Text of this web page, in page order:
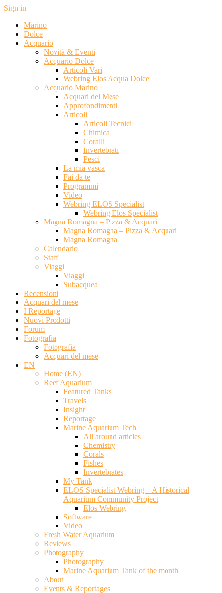
Sign in
Marino
Dolce
Acquario
Novità & Eventi
Acquario Dolce
Articoli Vari
Webring Elos Acqua Dolce
Acquario Marino
Acquari del Mese
Approfondimenti
Articoli
Articoli Tecnici
Chimica
Coralli
Invertebrati
Pesci
La mia vasca
Fai da te
Programmi
Video
Webring ELOS Specialist
Webring Elos Specialist
Magna Romagna – Pizza & Acquari
Magna Romagna – Pizza & Acquari
Magna Romagna
Calendario
Staff
Viaggi
Viaggi
Subacquea
Recensioni
Acquari del mese
I Reportage
Nuovi Prodotti
Forum
Fotografia
Fotografia
Acquari del mese
EN
Home (EN)
Reef Aquarium
Featured Tanks
Travels
Insight
Reportage
Marine Aquarium Tech
All around articles
Chemistry
Corals
Fishes
Invertebrates
My Tank
ELOS Specialist Webring – A Historical
Aquarium Community Project
Elos Webring
Software
Video
Fresh Water Aquarium
Reviews
Photography
Photography
Marine Aquarium Tank of the month
About
Events & Reportages